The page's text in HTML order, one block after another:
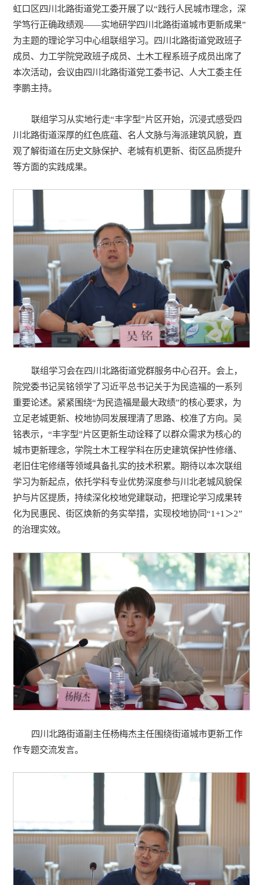
虹口区四川北路街道党工委开展了以“践行人民城市理念，深
学笃行正确政绩观——实地研学四川北路街道城市更新成果”
为主题的理论学习中心组联组学习。四川北路街道党政班子
成员、力工学院党政班子成员、土木工程系班子成员出席了
本次活动，会议由四川北路街道党工委书记、人大工委主任
李鹏主持。
联组学习从实地行走“丰字型”片区开始，沉浸式感受四
川北路街道深厚的红色底蕴、名人文脉与海派建筑风貌，直
观了解街道在历史文脉保护、老城有机更新、街区品质提升
等方面的实践成果。
联组学习会在四川北路街道党群服务中心召开。会上，
院党委书记吴铭领学了习近平总书记关于为民造福的一系列
重要论述。紧紧围绕“为民造福是最大政绩”的核心要求，为
立足老城更新、校地协同发展理清了思路、校准了方向。吴
铭表示，“丰字型”片区更新生动诠释了以群众需求为核心的
城市更新理念，学院土木工程学科在历史建筑保护性修缮、
老旧住宅修缮等领域具备扎实的技术积累。期待以本次联组
学习为新起点，依托学科专业优势深度参与川北老城风貌保
护与片区提质，持续深化校地党建联动，把理论学习成果转
化为民惠民、街区焕新的务实举措，实现校地协同“1+1＞2”
的治理实效。
四川北路街道副主任杨梅杰主任围绕街道城市更新工作
作专题交流发言。